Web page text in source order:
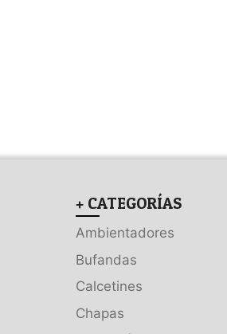
+ CATEGORÍAS
Ambientadores
Bufandas
Calcetines
Chapas